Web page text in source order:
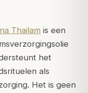
Thailam is een
het
als
Het is geen